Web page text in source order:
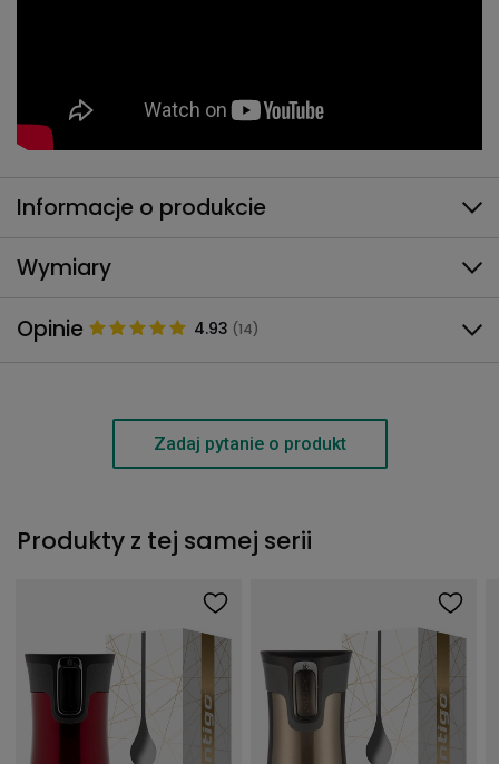
Informacje o produkcie
Wymiary
Opinie 4.93 (14)
Zadaj pytanie o produkt
Produkty z tej samej serii